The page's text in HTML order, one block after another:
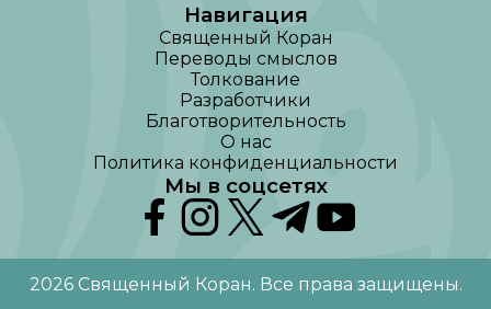
Навигация
Священный Коран
Переводы смыслов
Толкование
Разработчики
Благотворительность
О нас
Политика конфиденциальности
Мы в соцсетях
2026 Священный Коран. Все права защищены.